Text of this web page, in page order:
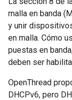
malla en banda
y unir
en malla. Cómo
puestas en
deben ser
OpenThread
DHCPv6, pero